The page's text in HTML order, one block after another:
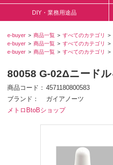
DIY・業務用途品
e-buyer 商品一覧 すべてのカテゴリ
e-buyer
商品一覧 すべてのカテゴリ
e-buyer
商品一覧 すべてのカテゴリ
80058 G-02Δニード
商品コード
4571180800583
ブランド
ガイアノーツ
メトロBtoBショップ